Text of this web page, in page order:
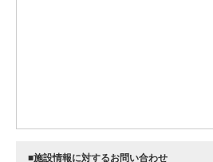
■施設情報に対するお問い合わせ